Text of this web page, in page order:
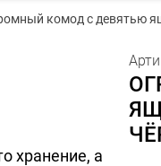
комод с девятью
хранение, а